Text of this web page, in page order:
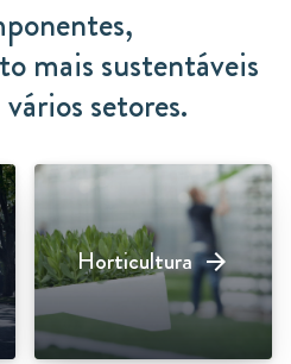
mais sustentáveis
setores.
Horticultura arrow_forward